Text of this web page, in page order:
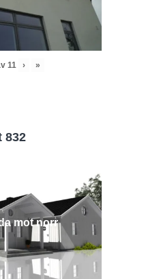
11 › »
832
mot norr